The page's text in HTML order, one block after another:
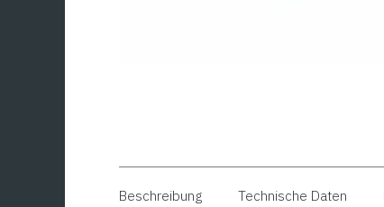
Beschreibung Technische Daten